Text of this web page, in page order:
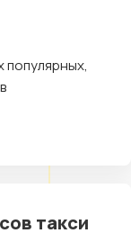
популярных,
такси